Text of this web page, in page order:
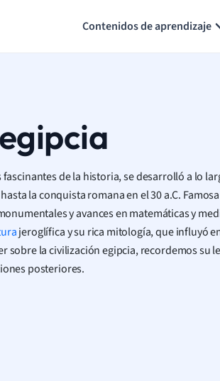
Contenidos de aprendizaje
fascinantes de la historia, se desarrolló a lo
la conquista romana en el 30 a.C.
y avances en matemáticas y
jeroglífica y su rica mitología, que influyó
sobre la civilización egipcia, recordemos su
posteriores.